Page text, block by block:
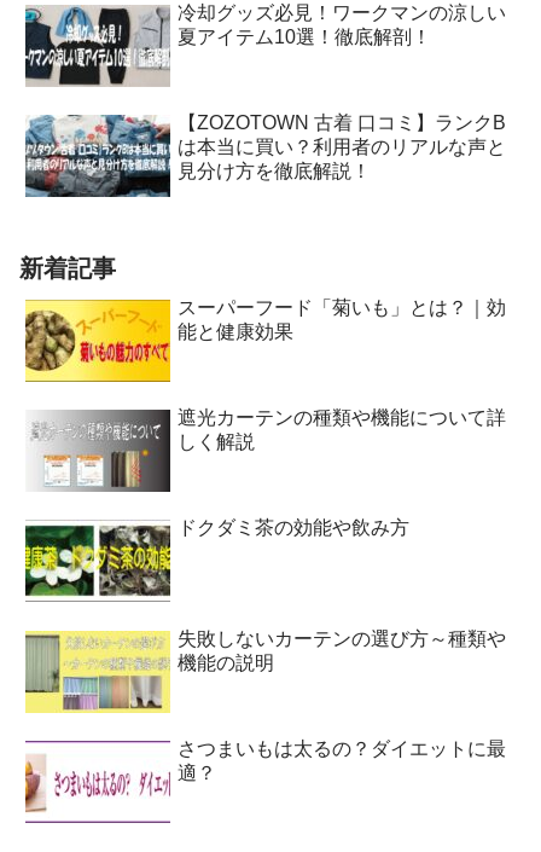
冷却グッズ必見！ワークマンの涼しい
夏アイテム10選！徹底解剖！
【ZOZOTOWN 古着 口コミ】ランクB
は本当に買い？利用者のリアルな声と
見分け方を徹底解説！
新着記事
スーパーフード「菊いも」とは？｜効
能と健康効果
遮光カーテンの種類や機能について詳
しく解説
ドクダミ茶の効能や飲み方
失敗しないカーテンの選び方～種類や
機能の説明
さつまいもは太るの？ダイエットに最
適？